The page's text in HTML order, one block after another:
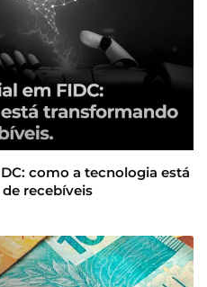
como a tecnologia está
recebíveis